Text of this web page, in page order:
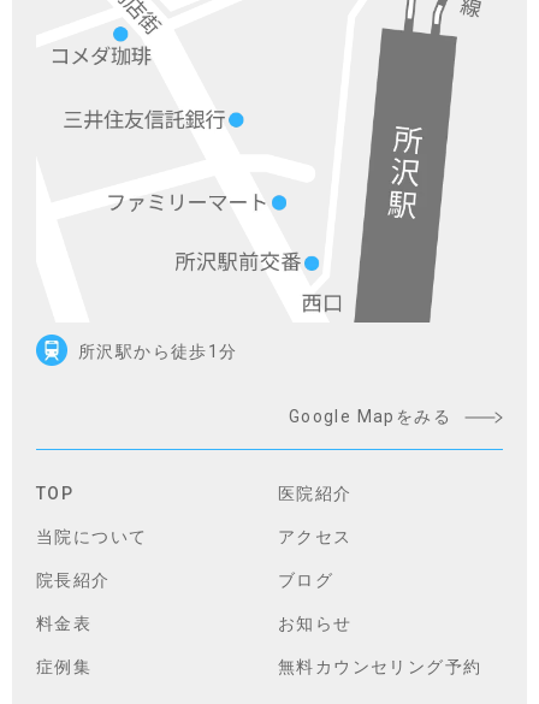
所沢駅から徒歩1分
Google Mapをみる
TOP
当院について
院長紹介
料金表
症例集
医院紹介
アクセス
ブログ
お知らせ
無料カウンセリング予約